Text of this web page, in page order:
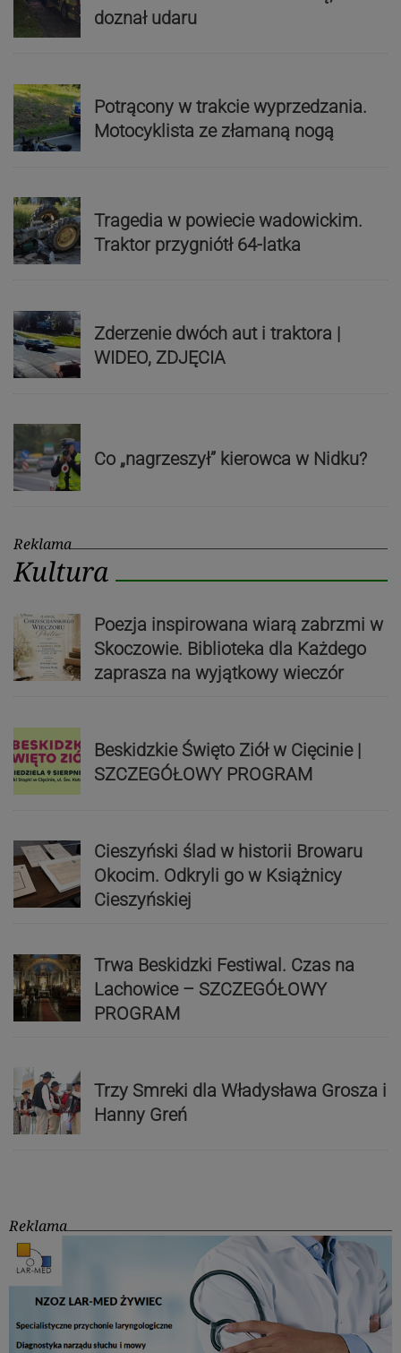
doznał udaru
Potrącony w trakcie wyprzedzania.
Motocyklista ze złamaną nogą
Tragedia w powiecie wadowickim.
Traktor przygniótł 64-latka
Zderzenie dwóch aut i traktora |
WIDEO, ZDJĘCIA
Co „nagrzeszył” kierowca w Nidku?
Reklama
Kultura
Poezja inspirowana wiarą zabrzmi w
Skoczowie. Biblioteka dla Każdego
zaprasza na wyjątkowy wieczór
Beskidzkie Święto Ziół w Cięcinie |
SZCZEGÓŁOWY PROGRAM
Cieszyński ślad w historii Browaru
Okocim. Odkryli go w Książnicy
Cieszyńskiej
Trwa Beskidzki Festiwal. Czas na
Lachowice – SZCZEGÓŁOWY
PROGRAM
Trzy Smreki dla Władysława Grosza i
Hanny Greń
Reklama